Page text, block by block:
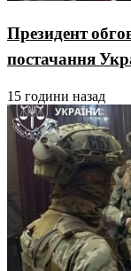
Президент
постачання
15 години назад